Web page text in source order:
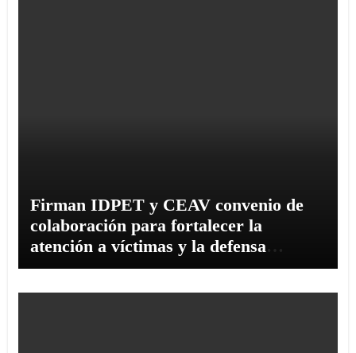
Firman IDPET y CEAV convenio de
colaboración para fortalecer la
atención a víctimas y la defensa
jurídica en Tamaulipas